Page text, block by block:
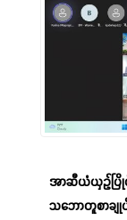
အာဆီယံယှဉ်ပြို
သဘောတူစာချု